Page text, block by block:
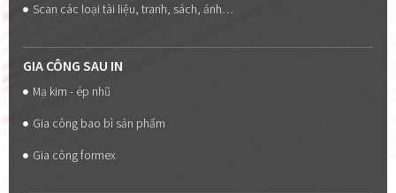
Scan các loại tài liệu, tranh, sách, ảnh…
GIA CÔNG SAU IN
Mạ kim - ép nhũ
Gia công bao bì sản phẩm
Gia công formex